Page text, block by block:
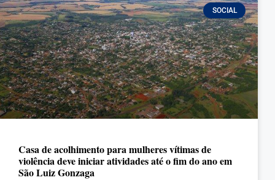
SOCIAL
Casa de acolhimento para mulheres vítimas de
violência deve iniciar atividades até o fim do ano em
São Luiz Gonzaga